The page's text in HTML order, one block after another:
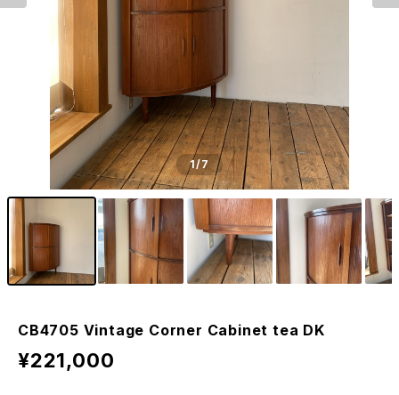
1/7
CB4705 Vintage Corner Cabinet tea DK
¥221,000